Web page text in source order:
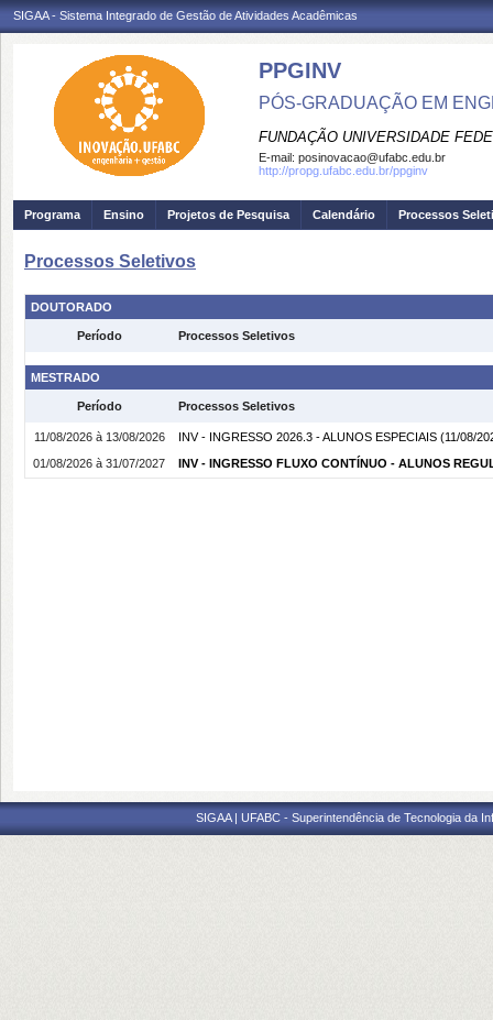
SIGAA - Sistema Integrado de Gestão de Atividades Acadêmicas
PPGINV
PÓS-GRADUAÇÃO EM
FUNDAÇÃO UNIVERSIDADE
E-mail: posinovacao@ufabc.edu.br
http://propg.ufabc.edu.br/ppginv
Programa Ensino Projetos de Pesquisa Calendário Processos
Processos Seletivos
DOUTORADO
Período Processos Seletivos
MESTRADO
Período Processos Seletivos
11/08/2026 à 13/08/2026 INV - INGRESSO 2026.3 - ALUNOS ESPECIAIS (11/08/
01/08/2026 à 31/07/2027
INV - INGRESSO FLUXO CONTÍNUO - ALUNOS
SIGAA | UFABC - Superintendência de Tecnologia da